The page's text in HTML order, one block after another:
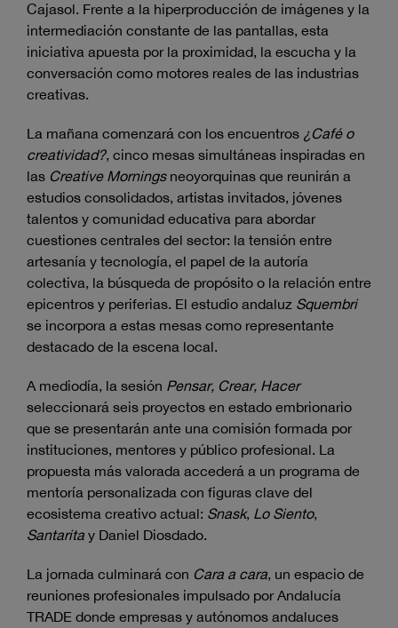
Cajasol. Frente a la hiperproducción de imágenes y la
intermediación constante de las pantallas, esta
iniciativa apuesta por la proximidad, la escucha y la
conversación como motores reales de las industrias
creativas.
La mañana comenzará con los encuentros ¿Café o
creatividad?, cinco mesas simultáneas inspiradas en
las Creative Morningsneoyorquinas que reunirán a
estudios consolidados, artistas invitados, jóvenes
talentos y comunidad educativa para abordar
cuestiones centrales del sector: la tensión entre
artesanía y tecnología, el papel de la autoría
colectiva, la búsqueda de propósito o la relación entre
epicentros y periferias. El estudio andaluz Squembri
se incorpora a estas mesas como representante
destacado de la escena local.
A mediodía, la sesión Pensar, Crear, Hacer
seleccionará seis proyectos en estado embrionario
que se presentarán ante una comisión formada por
instituciones, mentores y público profesional. La
propuesta más valorada accederá a un programa de
mentoría personalizada con figuras clave del
ecosistema creativo actual: Snask, Lo Siento,
Santarita y Daniel Diosdado.
La jornada culminará con Cara a cara, un espacio de
reuniones profesionales impulsado por Andalucía
TRADE donde empresas y autónomos andaluces